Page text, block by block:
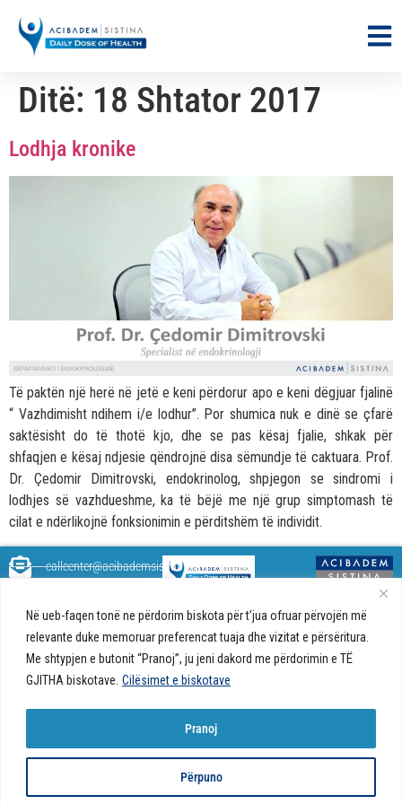
Në ueb-faqen tonë ne përdorim biskota për t’jua ofruar përvojën më
relevante duke memoruar preferencat tuaja dhe vizitat e përsëritura.
Me shtypjen e butonit “Pranoj”, ju jeni dakord me përdorimin e TË
GJITHA biskotave. Cilësimet e biskotave
Përpuno
Pranoj
Ditë: 18 Shtator 2017
Lodhja kronike
Të paktën një herë në jetë e keni përdorur apo e keni dëgjuar fjalinë
“ Vazhdimisht ndihem i/e lodhur”. Por shumica nuk e dinë se çfarë
saktësisht do të thotë kjo, dhe se pas kësaj fjalie, shkak për
shfaqjen e kësaj ndjesie qëndrojnë disa sëmundje të caktuara. Prof.
Dr. Çedomir Dimitrovski, endokrinolog, shpjegon se sindromi i
lodhjes së vazhdueshme, ka të bëjë me një grup simptomash të
cilat e ndërlikojnë fonksionimin e përditshëm të individit.
këshilla shëndetësore rreth
shëndetit tuaj. Ne kemi krijuar
një ueb portal që do t'ju ofrojë
përgjigjet e pyetjeve tuaja në
shëndetshme.
callcenter@acibademsistina.mk
Ul. Skupi 5A Shkup
Sistina - Bëhet
fjalë për jetën!
rezervuara
Politika e biskotave në ueb-faqe |
privatësisë